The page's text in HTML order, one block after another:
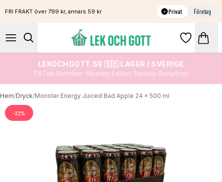
FRI FRAKT över 799 kr, annars 59 kr Privat Företag
LEKOCHGOTT.SE 🇸🇪 LAGER I SVERIGE
TikTok-favoriten -Mystery Edition Squishy Dumplings
Hem/Dryck/Monster Energy Juiced Bad Apple 24 x 500 ml
-22%